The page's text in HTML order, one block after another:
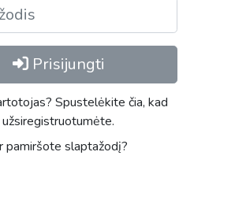
Prisijungti
Spustelėkite čia, kad
užsiregistruotumėte.
pamiršote slaptažodį?